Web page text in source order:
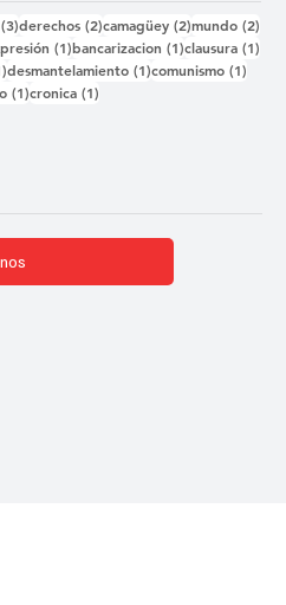
(3)3 entradas
derechos (2)2 entradas
camagüey (2)2 entradas
mundo (2)
(1)1 entrada
bancarizacion (1)1 entrada
clausura (1)
1 entrada
desmantelamiento (1)1 entrada
comunismo (1)
(1)1 entrada
cronica (1)